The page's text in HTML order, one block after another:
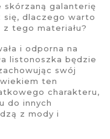
galanterię
się, dlaczego warto
tego materiału?
i odporna na
listonoszka będzie
swój
ten
charakteru,
do innych
z mody i